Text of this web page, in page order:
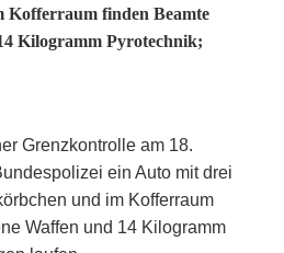
Kofferraum finden Beamte
Kilogramm Pyrotechnik;